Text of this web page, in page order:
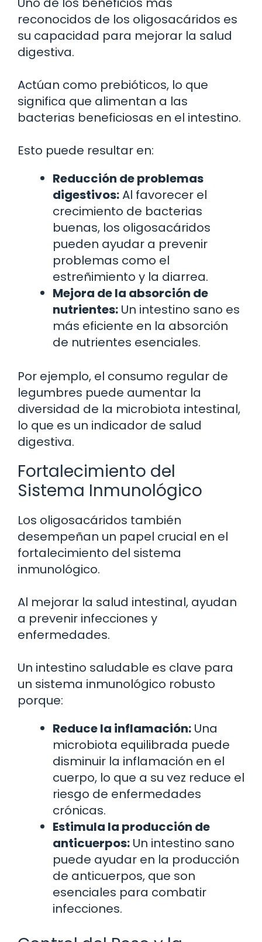
reconocidos de los oligosacáridos es
su capacidad para mejorar la salud
digestiva.
Actúan como prebióticos, lo que
significa que alimentan a las
bacterias beneficiosas en el intestino.
Esto puede resultar en:
Reducción de problemas
digestivos:Al favorecer el
crecimiento de bacterias
buenas, los oligosacáridos
pueden ayudar a prevenir
problemas como el
estreñimiento y la diarrea.
Mejora de la absorción de
nutrientes: Un intestino sano es
más eficiente en la absorción
de nutrientes esenciales.
Por ejemplo, el consumo regular de
legumbres puede aumentar la
diversidad de la microbiota intestinal,
lo que es un indicador de salud
digestiva.
Fortalecimiento del
Sistema Inmunológico
Los oligosacáridos también
desempeñan un papel crucial en el
fortalecimiento del sistema
inmunológico.
Al mejorar la salud intestinal, ayudan
a prevenir infecciones y
enfermedades.
Un intestino saludable es clave para
un sistema inmunológico robusto
porque:
Reduce la inflamación: Una
microbiota equilibrada puede
disminuir la inflamación en el
cuerpo, lo que a su vez reduce el
riesgo de enfermedades
crónicas.
Estimula la producción de
anticuerpos: Un intestino sano
puede ayudar en la producción
de anticuerpos, que son
esenciales para combatir
infecciones.